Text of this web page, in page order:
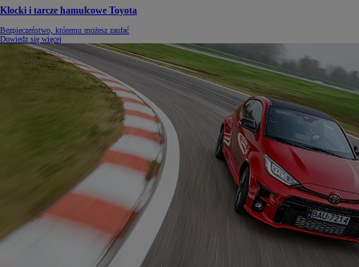
Klocki i tarcze hamulcowe Toyota
Bezpieczeństwo, któremu możesz zaufać
Dowiedz się więcej